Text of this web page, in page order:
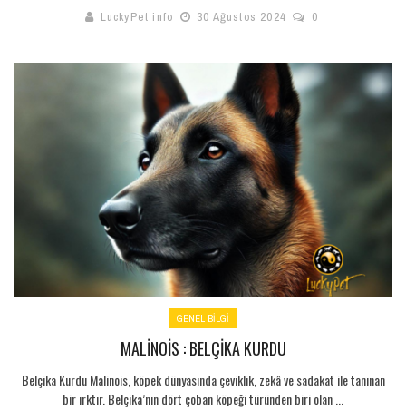
LuckyPet info 30 Ağustos 2024 0
GENEL BILGI
MALİNOİS : BELÇIKA KURDU
Belçika Kurdu Malinois, köpek dünyasında çeviklik, zekâ ve sadakat ile tanınan
bir ırktır. Belçika’nın dört çoban köpeği türünden biri olan ...